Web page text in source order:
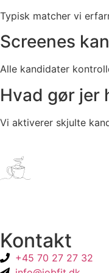
Typisk matcher vi
Screenes
Alle kandidater
Hvad gør jer
Vi aktiverer skjulte
Kontakt
+45 70 27 27 32